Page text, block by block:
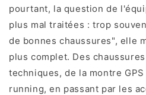
pourtant, la question de
plus mal traitées : trop
de bonnes chaussures", elle
plus complet. Des
techniques, de la montre
running, en passant par les